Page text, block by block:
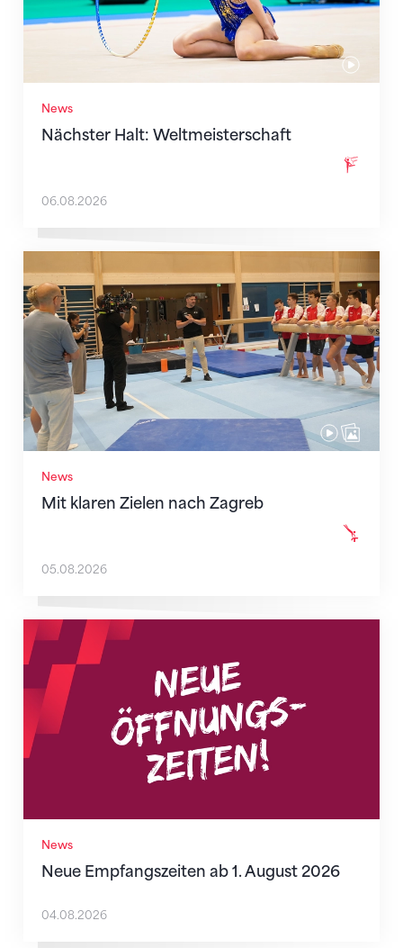
News
Nächster Halt: Weltmeisterschaft
06.08.2026
News
Mit klaren Zielen nach Zagreb
Mit klaren Zielen nach Zagreb
05.08.2026
News
Neue Empfangszeiten ab 1. August 2026
Neue Empfangszeiten ab 1. August 2026
04.08.2026